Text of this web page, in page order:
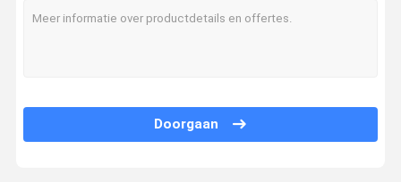
ESWT-Therapiemachine
Doorgaan